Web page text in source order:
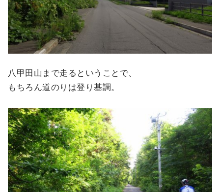
八甲田山まで走るということで、
もちろん道のりは登り基調。